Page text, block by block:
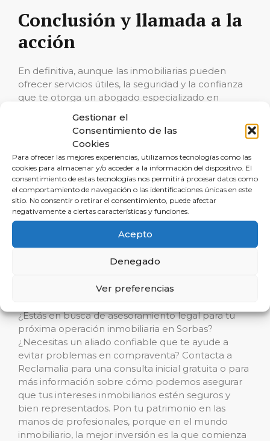
Gestionar el
Consentimiento de las
Cookies
Para ofrecer las mejores experiencias, utilizamos tecnologías como las
cookies para almacenar y/o acceder a la información del dispositivo. El
consentimiento de estas tecnologías nos permitirá procesar datos como
el comportamiento de navegación o las identificaciones únicas en este
sitio. No consentir o retirar el consentimiento, puede afectar
negativamente a ciertas características y funciones.
Acepto
Denegado
Ver preferencias
Conclusión y llamada a la
acción
En definitiva, aunque las inmobiliarias pueden
ofrecer servicios útiles, la seguridad y la confianza
que te otorga un abogado especializado en
insustituibles. Desde la redacción de contratos de
arrendamiento hasta el manejo de complicaciones
en derecho civil, un abogado no solo facilita la
transacción sino que también te protege ante
cualquier eventualidad en el transcurso de una
operación inmobiliaria.
Sorbas, con su ambiente tranquilo y atractivo para
inversores y residentes por igual, merece que sus
operaciones inmobiliarias se manejen con el
mayor cuidado y atención al detalle. No dejes en
la tutela de expertos.
¿Estás en busca de asesoramiento legal para tu
próxima operación inmobiliaria en Sorbas?
¿Necesitas un aliado confiable que te ayude a
evitar problemas en compraventa? Contacta a
Reclamalia para una consulta inicial gratuita o para
más información sobre cómo podemos asegurar
que tus intereses inmobiliarios estén seguros y
bien representados. Pon tu patrimonio en las
manos de profesionales, porque en el mundo
inmobiliario, la mejor inversión es la que comienza